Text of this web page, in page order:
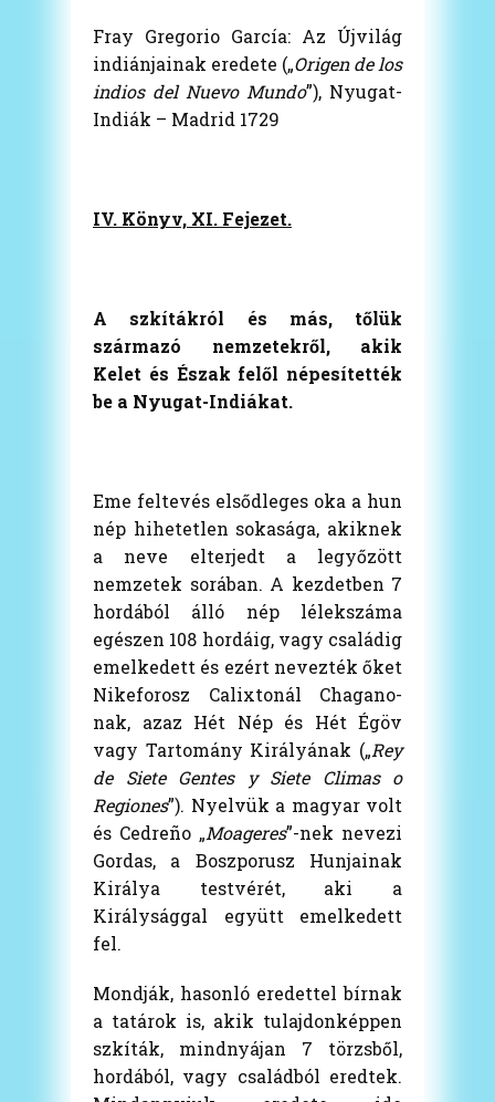
Fray Gregorio García: Az Újvilág
indiánjainak eredete („Origen de los
indios del Nuevo Mundo”), Nyugat-
Indiák – Madrid 1729
IV. Könyv, XI. Fejezet.
A szkítákról és más, tőlük
származó nemzetekről, akik
Kelet és Észak felől népesítették
be a Nyugat-Indiákat.
Eme feltevés elsődleges oka a hun
nép hihetetlen sokasága, akiknek
a neve elterjedt a legyőzött
nemzetek sorában. A kezdetben 7
hordából álló nép lélekszáma
egészen 108 hordáig, vagy családig
emelkedett és ezért nevezték őket
Nikeforosz Calixtonál Chagano-
nak, azaz Hét Nép és Hét Égöv
vagy Tartomány Királyának („Rey
de Siete Gentes y Siete Climas o
Regiones”). Nyelvük a magyar volt
és Cedreño „Moageres”-nek nevezi
Gordas, a Boszporusz Hunjainak
Királya testvérét, aki a
Királysággal együtt emelkedett
fel.
Mondják, hasonló eredettel bírnak
a tatárok is, akik tulajdonképpen
szkíták, mindnyájan 7 törzsből,
hordából, vagy családból eredtek.